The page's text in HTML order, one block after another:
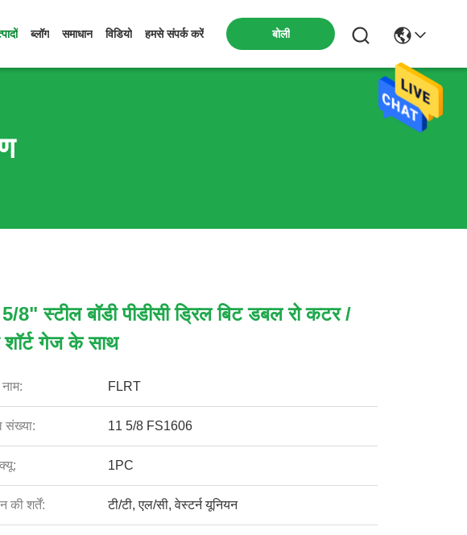
ब्लॉग समाधान विडियो हमसे संपर्क करें बोली
8" स्टील बॉडी पीडीसी ड्रिल बिट डबल रो कटर /
शॉर्ट गेज के साथ
FLRT
संख्या: 11 5/8 FS1606
1PC
की शर्तें: टी/टी, एल/सी, वेस्टर्न यूनियन